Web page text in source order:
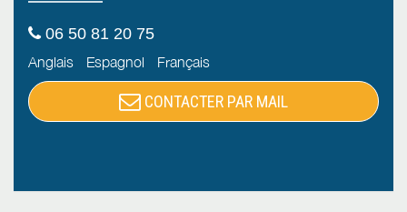
06 50 81 20 75
Anglais Espagnol Français
CONTACTER PAR MAIL